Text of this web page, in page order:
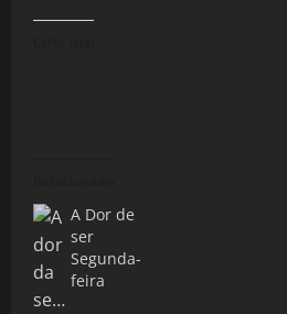
A Dor de
ser
Segunda-
feira